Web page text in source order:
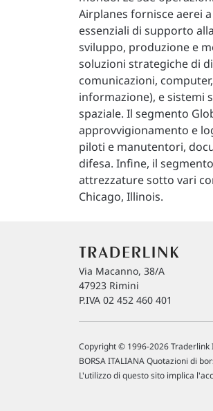
Airplanes fornisce aerei
essenziali di supporto
sviluppo, produzione e
soluzioni strategiche di
comunicazioni,
informazione), e sistemi
spaziale. Il segmento
approvvigionamento e
piloti e manutentori,
difesa. Infine, il
attrezzature sotto vari
Chicago, Illinois.
Via Macanno, 38/A
47923 Rimini
P.IVA 02 452 460 401
Copyright © 1996-2026 Traderlink
BORSA ITALIANA Quotazioni di
L'utilizzo di questo sito implica